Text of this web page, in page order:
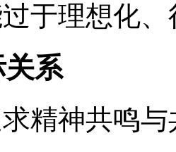
于理想化
系
精神共鸣